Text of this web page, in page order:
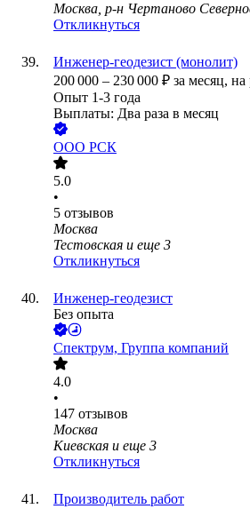
Москва, р-н Чертаново
Откликнуться
Инженер-геодезист (монолит)
200 000 – 230 000 ₽ за месяц, на
Опыт 1-3 года
Выплаты: Два раза в месяц
ООО РСК
5.0
•
5 отзывов
Москва
Тестовская и еще 3
Откликнуться
Инженер-геодезист
Без опыта
Спектрум, Группа компаний
4.0
•
147 отзывов
Москва
Киевская и еще 3
Откликнуться
Производитель работ